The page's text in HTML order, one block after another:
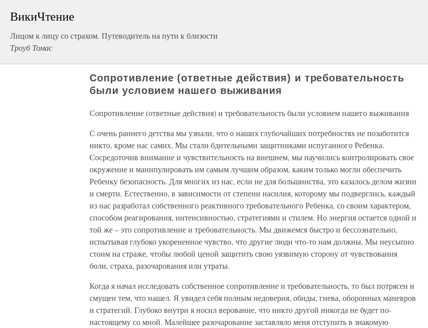
ВикиЧтение
Лицом к лицу со страхом. Путеводитель на пути к близости
Троуб Томас
Сопротивление (ответные действия) и требовательность
были условием нашего выживания
Сопротивление (ответные действия) и требовательность были условием нашего выживания
С очень раннего детства мы узнали, что о наших глубочайших потребностях не позаботится
никто, кроме нас самих. Мы стали бдительными защитниками испуганного Ребенка.
Сосредоточив внимание и чувствительность на внешнем, мы научились контролировать свое
окружение и манипулировать им самым лучшим образом, каким только могли обеспечить
Ребенку безопасность. Для многих из нас, если не для большинства, это казалось делом жизни
и смерти. Естественно, в зависимости от степени насилия, которому мы подверглись, каждый
из нас разработал собственного реактивного требовательного Ребенка, со своим характером,
способом реагирования, интенсивностью, стратегиями и стилем. Но энергия остается одной и
той же – это сопротивление и требовательность. Мы движемся быстро и бессознательно,
испытывая глубоко укорененное чувство, что другие люди что-то нам должны. Мы неусыпно
стоим на страже, чтобы любой ценой защитить свою уязвимую сторону от чувствования
боли, страха, разочарования или утраты.
Когда я начал исследовать собственное сопротивление и требовательность, то был потрясен и
смущен тем, что нашел. Я увидел себя полным недоверия, обиды, гнева, оборонных маневров
и стратегий. Глубоко внутри я носил верование, что никто другой никогда не будет по-
настоящему со мной. Малейшее разочарование заставляло меня отступить в знакомую